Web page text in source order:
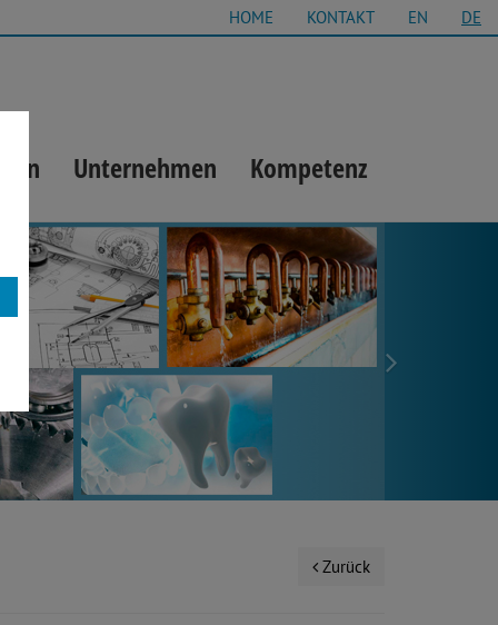
Unternehmen Kompetenz
DE
EN
KONTAKT
HOME
Zurück